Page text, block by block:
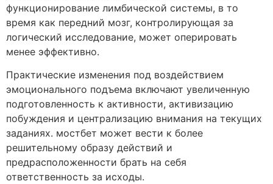
функционирование лимбической системы, в то
время как передний мозг, контролирующая за
логический исследование, может оперировать
менее эффективно.
Практические изменения под воздействием
эмоционального подъема включают увеличенную
подготовленность к активности, активизацию
побуждения и централизацию внимания на текущих
заданиях. мостбет может вести к более
решительному образу действий и
предрасположенности брать на себя
ответственность за исходы.